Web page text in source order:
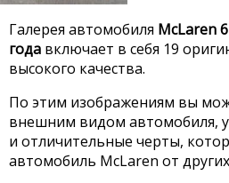
Галерея автомобиля McLaren
года включает в себя 19
высокого качества.
По этим изображениям вы
внешним видом автомобиля,
и отличительные черты,
автомобиль McLaren от